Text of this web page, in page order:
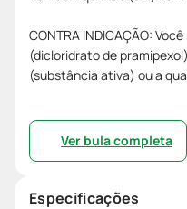
CONTRA INDICAÇÃO:
(dicloridrato de
(substância ativa) ou a
Ver bula completa
Especificações